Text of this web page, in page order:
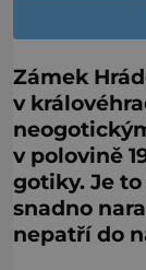
Zámek
v
v polovině
gotiky. Je
snadno
nepatří do